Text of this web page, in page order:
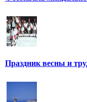
Праздник весны и